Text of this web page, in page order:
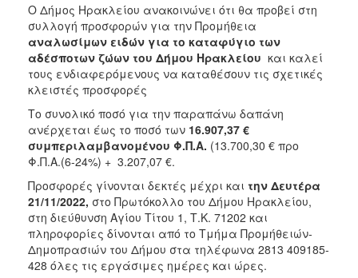
2020
2019
2018
2017
2016
2015
2013
ΤΟΠΟΣ
Ο Δήμος Ηρακλείου ανακοινώνει ότι θα προβεί στη
συλλογή προσφορών για την Προμήθεια
αναλωσίμων ειδών για το καταφύγιο των
αδέσποτων ζώων του Δήμου Ηρακλείου και καλεί
τους ενδιαφερόμενους να καταθέσουν τις σχετικές
κλειστές προσφορές
Το συνολικό ποσό για την παραπάνω δαπάνη
ανέρχεται έως το ποσό των 16.907,37 €
συμπεριλαμβανομένου Φ.Π.Α. (13.700,30 € προ
Φ.Π.Α.(6-24%) + 3.207,07 €.
Προσφορές γίνονται δεκτές μέχρι και την Δευτέρα
21/11/2022, στο Πρωτόκολλο του Δήμου Ηρακλείου,
στη διεύθυνση Αγίου Τίτου 1, Τ.Κ. 71202 και
πληροφορίες δίνονται από το Τμήμα Προμήθειών-
Δημοπρασιών του Δήμου στα τηλέφωνα 2813 409185-
428 όλες τις εργάσιμες ημέρες και ώρες.